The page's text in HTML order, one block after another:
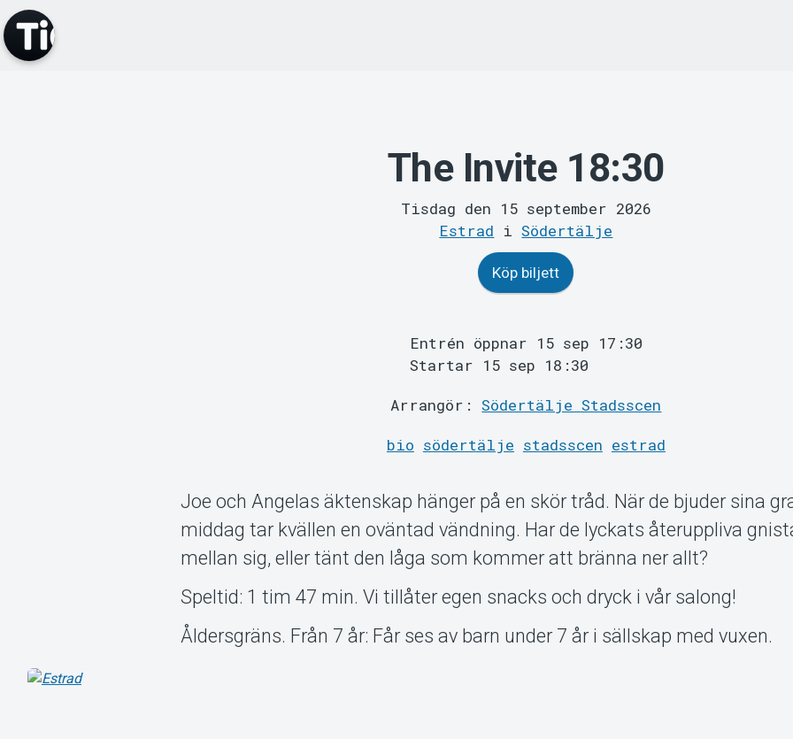
The Invite 18:30
Tisdag den 15 september 2026
Estrad iSödertälje
Köp biljett
Entrén öppnar 15 sep 17:30
Startar 15 sep 18:30
Arrangör:Södertälje Stadsscen
bio södertälje stadsscen estrad
Joe och Angelas äktenskap hänger på en skör tråd. När de bjuder sina
middag tar kvällen en oväntad vändning. Har de lyckats återuppliva
mellan sig, eller tänt den låga som kommer att bränna ner allt?
Speltid: 1 tim 47 min. Vi tillåter egen snacks och dryck i vår salong!
Åldersgräns. Från 7 år: Får ses av barn under 7 år i sällskap med vuxen.